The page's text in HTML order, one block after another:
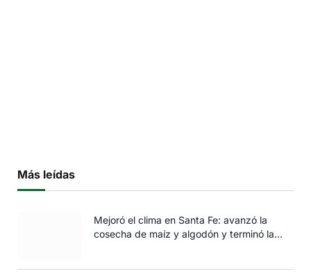
Más leídas
Mejoró el clima en Santa Fe: avanzó la
cosecha de maíz y algodón y terminó la